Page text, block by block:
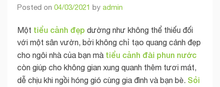
Posted on 04/03/2021 by admin
Một tiểu cảnh đẹp dường như không thể thiếu đối
với một sân vườn, bởi không chỉ tạo quang cảnh đẹp
cho ngôi nhà của bạn mà tiểu cảnh đài phun nước
còn giúp cho không gian xung quanh thêm tươi mát,
dễ chịu khi ngồi hóng gió cùng gia đình và bạn bè. Sỏi